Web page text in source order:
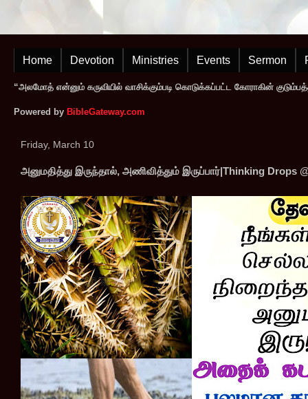
Home Devotion Ministries Events Sermon
“அலமோத் என்னும் கருவியில் வாசிக்கும்படி கொடுக்கப்பட்ட கோராகின்
Powered by BibleGateway.com
Friday, March 10
அனுமதித்து இருந்தால், அணிவித்தும் இருப்பார்|Thinking Drops